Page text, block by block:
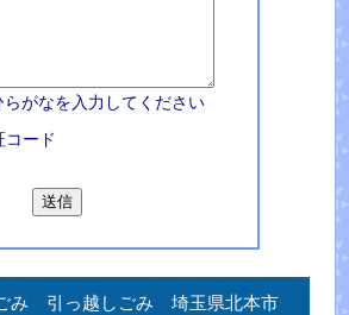
がなを入力してください
み 引っ越しごみ 埼玉県北本市